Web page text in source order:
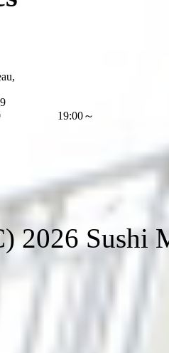
19:00～
2026 Sushi